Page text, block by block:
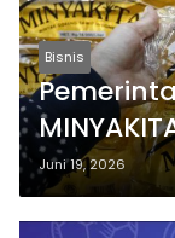
Bisnis
Juni 19, 2026